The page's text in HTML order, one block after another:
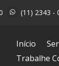
 (11) 2343 -
Início
Trabalhe